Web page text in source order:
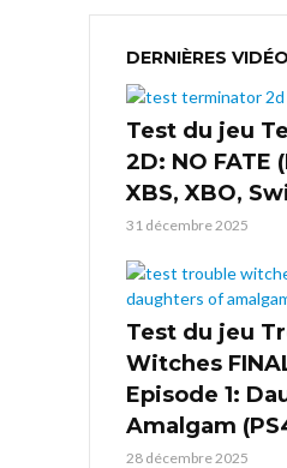
DERNIÈRES
Test du jeu
2D: NO FATE
XBS, XBO,
31 décembre 2025
Test du jeu
Witches
Episode 1:
Amalgam
28 décembre 2025